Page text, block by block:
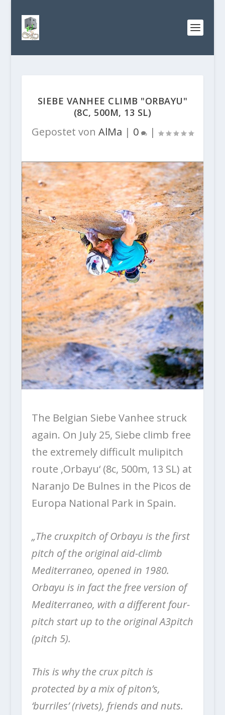
SIEBE VANHEE CLIMB "ORBAYU"
(8C, 500M, 13 SL)
Gepostet von AlMa | 0 |
The Belgian Siebe Vanhee struck
again. On July 25, Siebe climb free
the extremely difficult mulipitch
route ‚Orbayu‘ (8c, 500m, 13 SL) at
Naranjo De Bulnes in the Picos de
Europa National Park in Spain.
„The cruxpitch of Orbayu is the first
pitch of the original aid-climb
Mediterraneo, opened in 1980.
Orbayu is in fact the free version of
Mediterraneo, with a different four-
pitch start up to the original A3pitch
(pitch 5).
This is why the crux pitch is
protected by a mix of piton’s,
‘burriles’ (rivets), friends and nuts.